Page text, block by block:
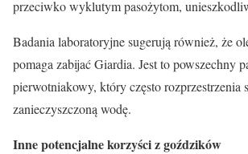
przeciwko wyklutym pasożytom,
Badania laboratoryjne sugerują również, że
pomaga zabijać Giardia. Jest to powszechny
pierwotniakowy, który często rozprzestrzenia
zanieczyszczoną wodę.
Inne potencjalne korzyści z goździków